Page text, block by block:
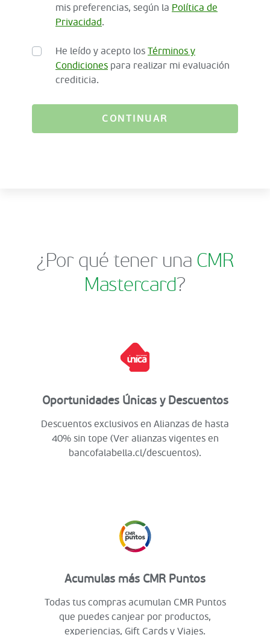
mis preferencias, según la Política de
Privacidad.
He leído y acepto los Términos y
Condiciones para realizar mi evaluación
crediticia.
CONTINUAR
¿Por qué tener una CMR
Mastercard?
Oportunidades Únicas y Descuentos
Descuentos exclusivos en Alianzas de hasta
40% sin tope (Ver alianzas vigentes en
bancofalabella.cl/descuentos).
Acumulas más CMR Puntos
Todas tus compras acumulan CMR Puntos
que puedes canjear por productos,
experiencias, Gift Cards y Viajes.